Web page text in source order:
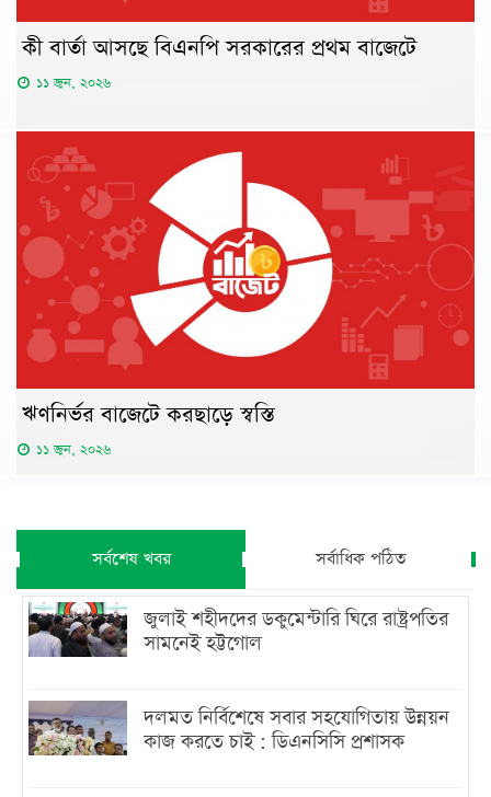
কী বার্তা আসছে বিএনপি সরকারের প্রথম বাজেটে
১১ জুন, ২০২৬
ঋণনির্ভর বাজেটে করছাড়ে স্বস্তি
১১ জুন, ২০২৬
সর্বশেষ খবর সর্বাধিক পঠিত
জুলাই শহীদদের ডকুমেন্টারি ঘিরে রাষ্ট্রপতির
সামনেই হট্টগোল
দলমত নির্বিশেষে সবার সহযোগিতায় উন্নয়ন
কাজ করতে চাই : ডিএনসিসি প্রশাসক